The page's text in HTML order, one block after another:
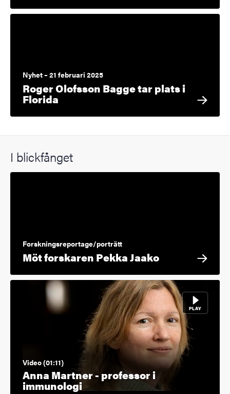
Nyhet – 21 februari 2025
Roger Olofsson Bagge tar plats i
Florida
I blickfånget
Forskningsreportage/porträtt
Möt forskaren Pekka Jaako
Video (01:11)
Anna Martner - professor i
immunologi